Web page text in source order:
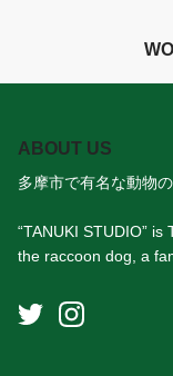
ABOUT US
多摩市で有名な動物
“TANUKI STUDIO”
the raccoon dog, a